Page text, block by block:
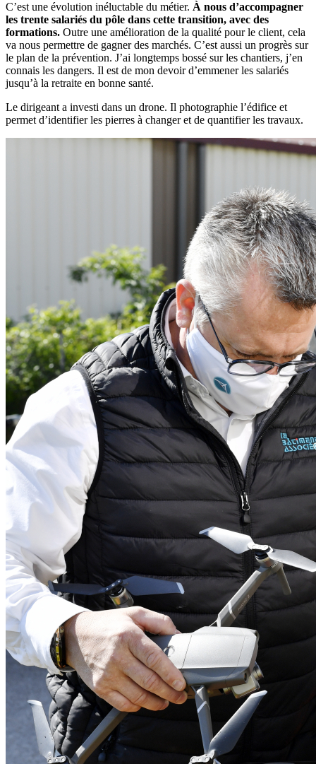
C’est une évolution inéluctable du métier. À nous d’accompagner
les trente salariés du pôle dans cette transition, avec des
formations. Outre une amélioration de la qualité pour le client, cela
va nous permettre de gagner des marchés. C’est aussi un progrès sur
le plan de la prévention. J’ai longtemps bossé sur les chantiers, j’en
connais les dangers. Il est de mon devoir d’emmener les salariés
jusqu’à la retraite en bonne santé.
Le dirigeant a investi dans un drone. Il photographie l’édifice et
permet d’identifier les pierres à changer et de quantifier les travaux.